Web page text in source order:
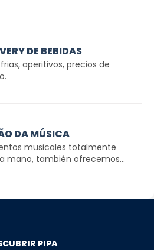
DE BEBIDAS
aperitivos, precios de
DA MÚSICA
musicales totalmente
mano, también ofrecemos...
PIPA